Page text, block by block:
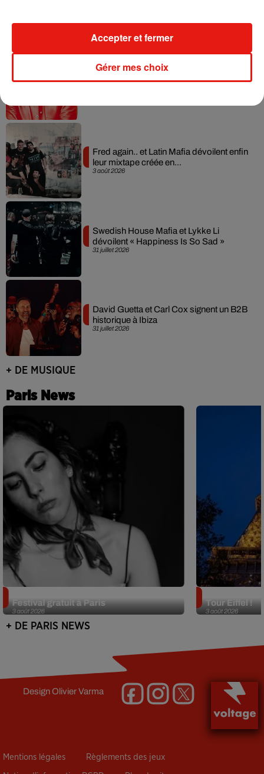
Il y a 10 ans, DJ Snake changeait de
dimension avec son premier...
3 août 2026
Fred again.. et Latin Mafia dévoilent enfin
leur mixtape créée en...
31 juillet 2026
Swedish House Mafia et Lykke Li
dévoilent « Happiness Is So Sad »
31 juillet 2026
David Guetta et Carl Cox signent un B2B
historique à Ibiza
+ DE MUSIQUE
Paris News
3 août 2026
Festival gratuit à Paris
3 août 2026
Tour Eiffel !
+ DE PARIS NEWS
DesignOlivier Varma
Mentions légales Règlements des jeux
Gérer mes choix
Accepter et fermer